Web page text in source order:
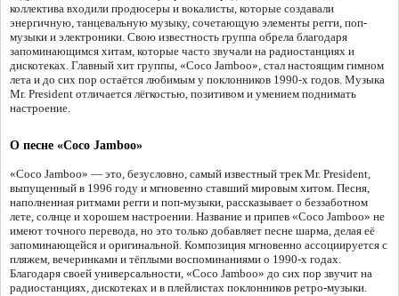
коллектива входили продюсеры и вокалисты, которые создавали
энергичную, танцевальную музыку, сочетающую элементы регги, поп-
музыки и электроники. Свою известность группа обрела благодаря
запоминающимся хитам, которые часто звучали на радиостанциях и
дискотеках. Главный хит группы, «Coco Jamboo», стал настоящим гимном
лета и до сих пор остаётся любимым у поклонников 1990-х годов. Музыка
Mr. President отличается лёгкостью, позитивом и умением поднимать
настроение.
О песне «Coco Jamboo»
«Coco Jamboo» — это, безусловно, самый известный трек Mr. President,
выпущенный в 1996 году и мгновенно ставший мировым хитом. Песня,
наполненная ритмами регги и поп-музыки, рассказывает о беззаботном
лете, солнце и хорошем настроении. Название и припев «Coco Jamboo» не
имеют точного перевода, но это только добавляет песне шарма, делая её
запоминающейся и оригинальной. Композиция мгновенно ассоциируется с
пляжем, вечеринками и тёплыми воспоминаниями о 1990-х годах.
Благодаря своей универсальности, «Coco Jamboo» до сих пор звучит на
радиостанциях, дискотеках и в плейлистах поклонников ретро-музыки.